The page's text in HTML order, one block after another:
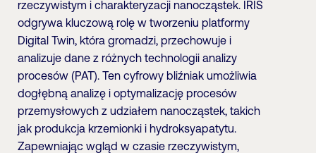
rzeczywistym i charakteryzacji nanocząstek. IRIS
odgrywa kluczową rolę w tworzeniu platformy
Digital Twin, która gromadzi, przechowuje i
analizuje dane z różnych technologii analizy
procesów (PAT). Ten cyfrowy bliźniak umożliwia
dogłębną analizę i optymalizację procesów
przemysłowych z udziałem nanocząstek, takich
jak produkcja krzemionki i hydroksyapatytu.
Zapewniając wgląd w czasie rzeczywistym,